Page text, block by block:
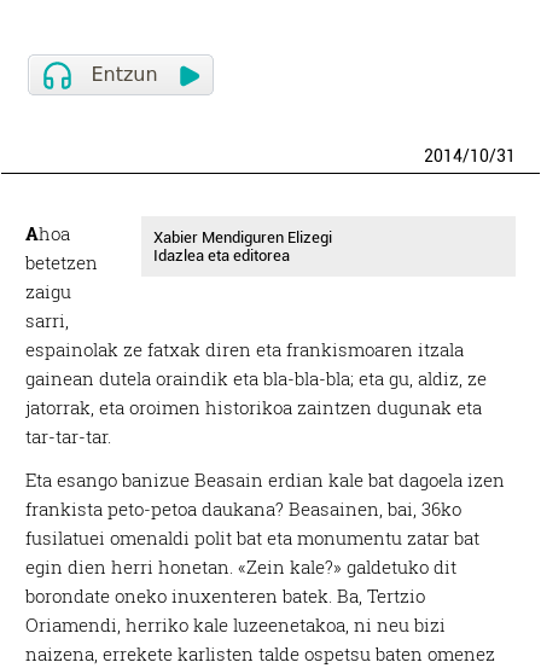
2014/10/31
Xabier Mendiguren Elizegi
Idazlea eta editorea
Ahoa
betetzen
zaigu
sarri,
espainolak ze fatxak diren eta frankismoaren itzala
gainean dutela oraindik eta bla-bla-bla; eta gu, aldiz, ze
jatorrak, eta oroimen historikoa zaintzen dugunak eta
tar-tar-tar.
Eta esango banizue Beasain erdian kale bat dagoela izen
frankista peto-petoa daukana? Beasainen, bai, 36ko
fusilatuei omenaldi polit bat eta monumentu zatar bat
egin dien herri honetan. «Zein kale?» galdetuko dit
borondate oneko inuxenteren batek. Ba, Tertzio
Oriamendi, herriko kale luzeenetakoa, ni neu bizi
naizena, errekete karlisten talde ospetsu baten omenez